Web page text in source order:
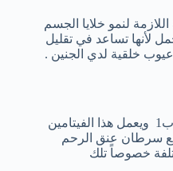
لنمو خلايا الجسم
لأنها تساعد في تقليل
خلقية لدي الجنين .
الثيامين معروف أيضاً بإسم فيتامين ب1 ويعمل هذا الفيتامين
سرطان عنق الرحم
خصوصاً تلك